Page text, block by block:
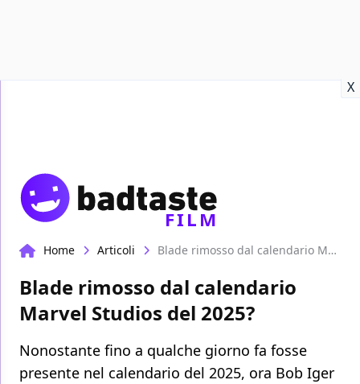
X
FILM
Home Articoli Blade rimosso dal calendario Marvel Studios del 2025?
Blade rimosso dal calendario
Marvel Studios del 2025?
Nonostante fino a qualche giorno fa fosse
presente nel calendario del 2025, ora Bob Iger